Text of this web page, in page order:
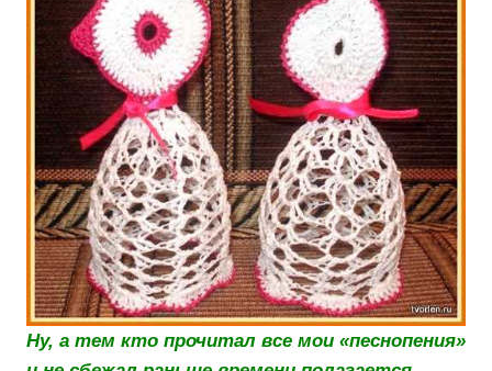
Ну, а тем кто прочитал все мои «песнопения»